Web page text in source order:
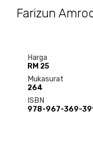
Farizun
Harga
RM 25
Mukasurat
264
ISBN
978-967-369-